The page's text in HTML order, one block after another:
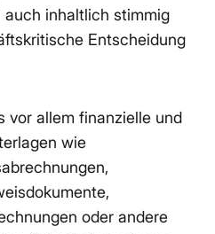
inhaltlich stimmig
Entscheidung
vor allem finanzielle und
wie
oder andere